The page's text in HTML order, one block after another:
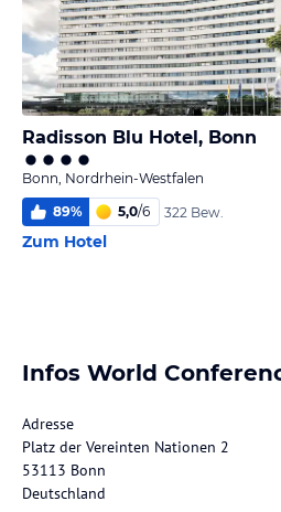
Radisson Blu Hotel, Bonn
Bonn, Nordrhein-Westfalen
89% 5,0/6 322 Bew.
Zum Hotel
Infos World
Adresse
Platz der Vereinten Nationen 2
53113 Bonn
Deutschland